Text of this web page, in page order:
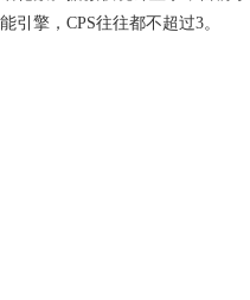
能引擎，CPS往往都不超过3。